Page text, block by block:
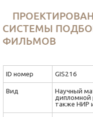
СИСТЕМЫ
ФИЛЬМОВ
ID номер GIS216
Вид
Научный
дипломной
также НИР